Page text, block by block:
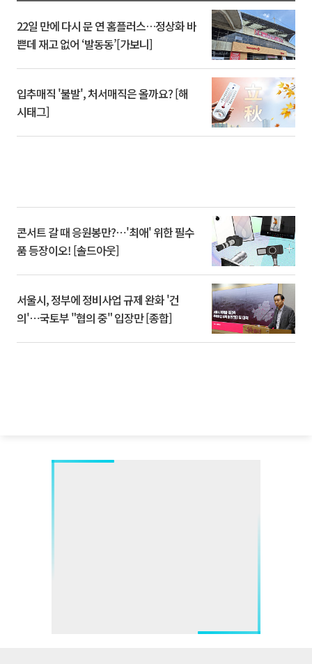
22일 만에 다시 문 연 홈플러스…정상화 바
쁜데 재고 없어 ‘발동동’[가보니]
입추매직 '불발', 처서매직은 올까요? [해
시태그]
콘서트 갈 때 응원봉만?⋯'최애' 위한 필수
품 등장이오! [솔드아웃]
서울시, 정부에 정비사업 규제 완화 '건
의'⋯국토부 "협의 중" 입장만 [종합]